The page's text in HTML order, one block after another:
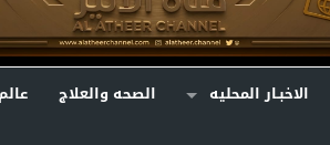
الاخبـار المحليه الصحه والعلاج